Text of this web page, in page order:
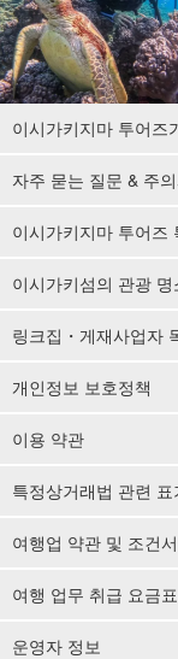
이시가키지마 투어즈
자주 묻는 질문 & 주
이시가키지마 투어즈
이시가키섬의 관광 명
링크집・게재사업자
개인정보 보호정책
이용 약관
특정상거래법 관련 표
여행업 약관 및 조건서
여행 업무 취급 요금
운영자 정보